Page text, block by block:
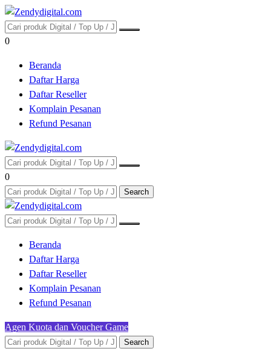
0
Beranda
Daftar Harga
Daftar Reseller
Komplain Pesanan
Refund Pesanan
0
Search
Beranda
Daftar Harga
Daftar Reseller
Komplain Pesanan
Refund Pesanan
Agen Kuota dan Voucher Game
Search